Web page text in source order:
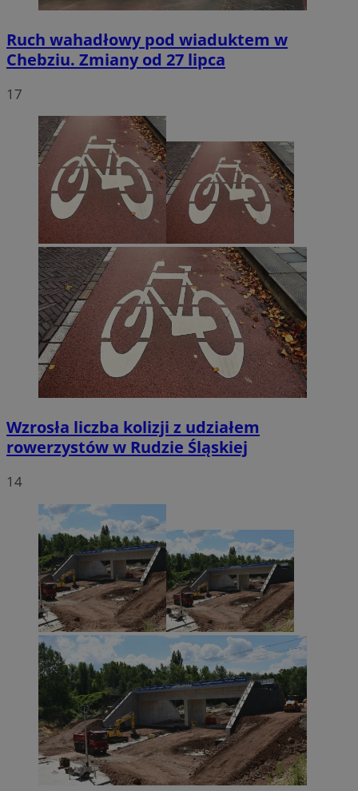
Ruch wahadłowy pod wiaduktem w
Chebziu. Zmiany od 27 lipca
17
Wzrosła liczba kolizji z udziałem
rowerzystów w Rudzie Śląskiej
14